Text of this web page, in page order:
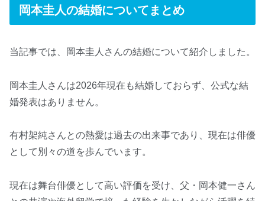
岡本圭人の結婚についてまとめ
当記事では、岡本圭人さんの結婚について紹介しました。
岡本圭人さんは2026年現在も結婚しておらず、公式な結
婚発表はありません。
有村架純さんとの熱愛は過去の出来事であり、現在は俳優
として別々の道を歩んでいます。
現在は舞台俳優として高い評価を受け、父・岡本健一さん